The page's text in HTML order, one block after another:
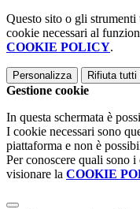
Questo sito o gli
cookie necessari al
COOKIE POLICY.
Personalizza Rifiuta tutti
Gestione cookie
In questa schermata è
I cookie necessari sono
piattaforma e non è
Per conoscere quali sono
visionare la COOKIE